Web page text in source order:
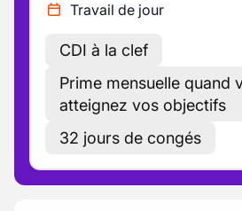
Travail de jour
CDI à la clef
Prime mensuelle quand
atteignez vos objectifs
32 jours de congés